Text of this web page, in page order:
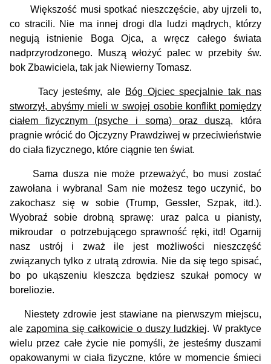
Większość musi spotkać nieszczęście, aby ujrzeli to,
co stracili. Nie ma innej drogi dla ludzi mądrych, którzy
negują istnienie Boga Ojca, a wręcz całego świata
nadprzyrodzonego. Muszą włożyć palec w przebity św.
bok Zbawiciela, tak jak Niewierny Tomasz.
Tacy jesteśmy, ale Bóg Ojciec specjalnie tak nas
stworzył, abyśmy mieli w swojej osobie konflikt pomiędzy
ciałem fizycznym (psyche i soma) oraz duszą, która
pragnie wrócić do Ojczyzny Prawdziwej w przeciwieństwie
do ciała fizycznego, które ciągnie ten świat.
Sama dusza nie może przeważyć, bo musi zostać
zawołana i wybrana! Sam nie możesz tego uczynić, bo
zakochasz się w sobie (Trump, Gessler, Szpak, itd.).
Wyobraź sobie drobną sprawę: uraz palca u pianisty,
mikroudar o potrzebującego sprawność ręki, itd! Ogarnij
nasz ustrój i zważ ile jest możliwości nieszczęść
związanych tylko z utratą zdrowia. Nie da się tego spisać,
bo po ukąszeniu kleszcza będziesz szukał pomocy w
boreliozie.
Niestety zdrowie jest stawiane na pierwszym miejscu,
alezapomina się całkowicie o duszy ludzkiej. W praktyce
wielu przez całe życie nie pomyśli, że jesteśmy duszami
opakowanymi w ciała fizyczne, które w momencie śmieci